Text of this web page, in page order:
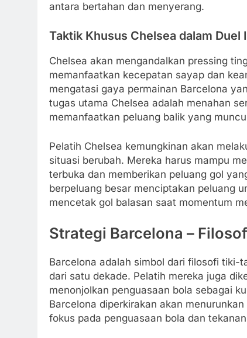
antara bertahan dan menyerang.
Taktik Khusus Chelsea dalam Duel
Chelsea akan mengandalkan pressing
memanfaatkan kecepatan sayap dan
mengatasi gaya permainan Barcelona
tugas utama Chelsea adalah menahan
memanfaatkan peluang balik yang
Pelatih Chelsea kemungkinan akan
situasi berubah. Mereka harus mampu
terbuka dan memberikan peluang gol
berpeluang besar menciptakan peluang
mencetak gol balasan saat momentum
Strategi Barcelona –
Barcelona adalah simbol dari filosofi tiki-
dari satu dekade. Pelatih mereka juga
menonjolkan penguasaan bola sebagai
Barcelona diperkirakan akan
fokus pada penguasaan bola dan